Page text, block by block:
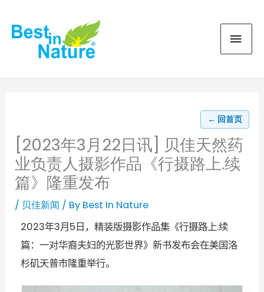
content
← 回首页
[2023年3月22日讯] 贝佳天然药
业负责人摄影作品《行摄路上.续
篇》隆重发布
/ 贝佳新闻 / By Best In Nature
2023年3月5日，精装版摄影作品集《行摄路上.续
篇：一对华裔夫妇的光影世界》新书发布会在美国洛
杉矶天普市隆重举行。